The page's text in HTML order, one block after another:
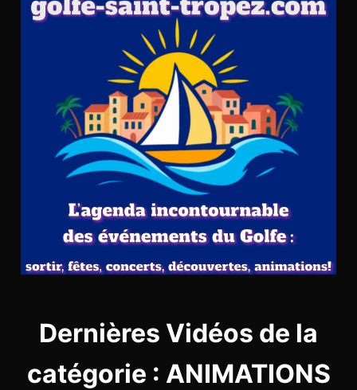
Dernières Vidéos de la
catégorie : ANIMATIONS